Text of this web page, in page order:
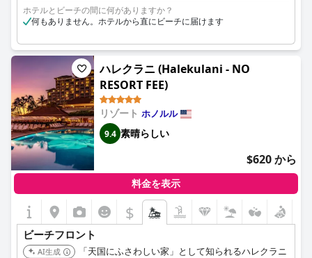
ホテルとビーチの間に何がありますか？
何もありません。ホテルから直にビーチに届けます
ハレクラニ (Halekulani - NO
RESORT FEE)
リゾート ホノルル
9.4 素晴らしい
$620 から
料金を表示
$
ビーチフロント
AI生成
「天国にふさわしい家」として知られるハレクラニ